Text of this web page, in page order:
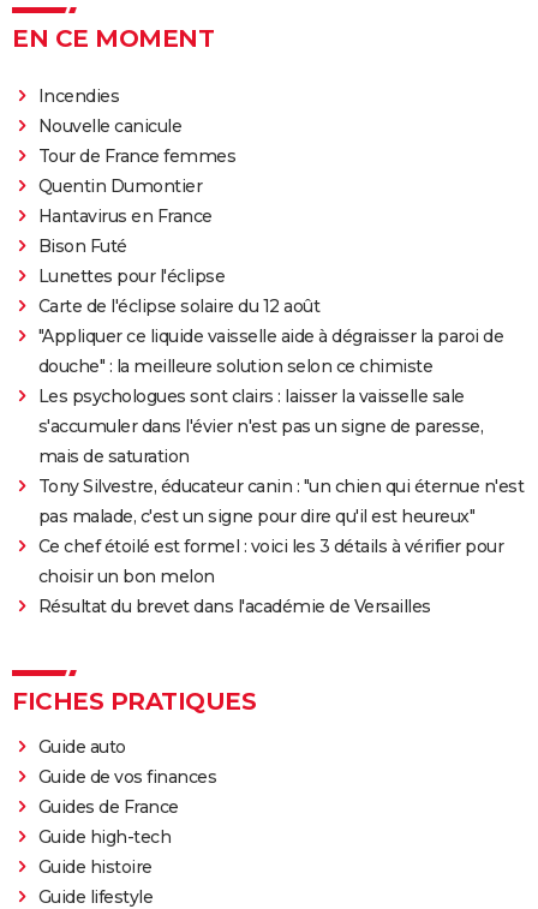
EN CE MOMENT
Incendies
Nouvelle canicule
Tour de France femmes
Quentin Dumontier
Hantavirus en France
Bison Futé
Lunettes pour l'éclipse
Carte de l'éclipse solaire du 12 août
"Appliquer ce liquide vaisselle aide à dégraisser la paroi de
douche" : la meilleure solution selon ce chimiste
Les psychologues sont clairs : laisser la vaisselle sale
s'accumuler dans l'évier n'est pas un signe de paresse,
mais de saturation
Tony Silvestre, éducateur canin : "un chien qui éternue n'est
pas malade, c'est un signe pour dire qu'il est heureux"
Ce chef étoilé est formel : voici les 3 détails à vérifier pour
choisir un bon melon
Résultat du brevet dans l'académie de Versailles
FICHES PRATIQUES
Guide auto
Guide de vos finances
Guides de France
Guide high-tech
Guide histoire
Guide lifestyle